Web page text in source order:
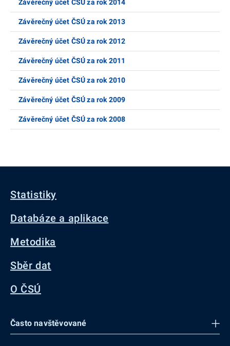
Závěrečný účet ČSÚ za rok 2014
Závěrečný účet ČSÚ za rok 2013
Závěrečný účet ČSÚ za rok 2012
Závěrečný účet ČSÚ za rok 2011
Závěrečný účet ČSÚ za rok 2010
Závěrečný účet ČSÚ za rok 2009
Závěrečný účet ČSÚ za rok 2008
Statistiky
Databáze a aplikace
Metodika
Sběr dat
O ČSÚ
Často navštěvované